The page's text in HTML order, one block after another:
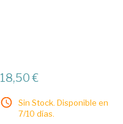
18,50 €
Sin Stock. Disponible en
7/10 días.